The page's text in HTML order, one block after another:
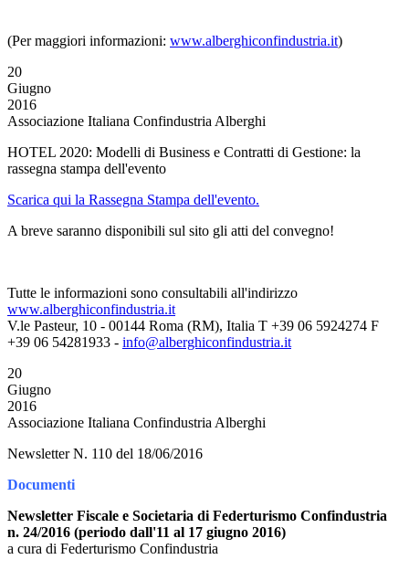
(Per maggiori informazioni: www.alberghiconfindustria.it)
20
Giugno
2016
Associazione Italiana Confindustria Alberghi
HOTEL 2020: Modelli di Business e Contratti di Gestione: la
rassegna stampa dell'evento
Scarica qui la Rassegna Stampa dell'evento.
A breve saranno disponibili sul sito gli atti del convegno!
Tutte le informazioni sono consultabili all'indirizzo
www.alberghiconfindustria.it
V.le Pasteur, 10 - 00144 Roma (RM), Italia T +39 06 5924274 F
+39 06 54281933 - info@alberghiconfindustria.it
20
Giugno
2016
Associazione Italiana Confindustria Alberghi
Newsletter N. 110 del 18/06/2016
Documenti
Newsletter Fiscale e Societaria di Federturismo Confindustria
n. 24/2016 (periodo dall'11 al 17 giugno 2016)
a cura di Federturismo Confindustria